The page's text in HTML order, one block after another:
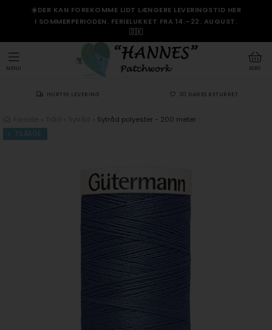
☀️DER KAN FOREKOMME LIDT LÆNGERE LEVERINGSTID HER
I SOMMERPERIODEN. FERIELUKKET FRA 14.–22. AUGUST.
🇩🇰
KURV
MENU
HURTIG LEVERING 30 DAGES RETURRET
Sytråd polyester - 200 meter
TILBAGE